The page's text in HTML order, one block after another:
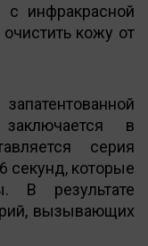
инфракрасной
кожу от
в
серия
секунд, которые
В результате
вызывающих